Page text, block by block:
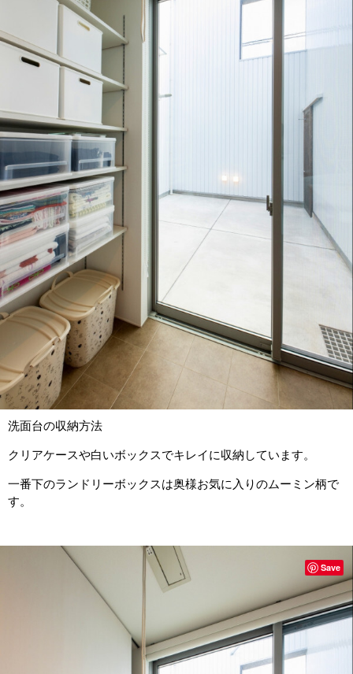
洗面台の収納方法
クリアケースや白いボックスでキレイに収納しています。
一番下のランドリーボックスは奥様お気に入りのムーミン柄で
す。
Save